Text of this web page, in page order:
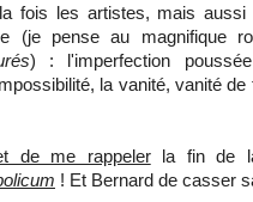
fois les artistes, mais
(je pense au magnifique
) : l'imperfection
la vanité, vanité
de me rappelerla fin de
! Et Bernard de casser